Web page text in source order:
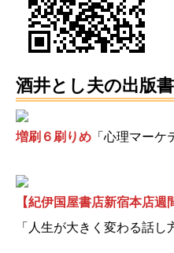
酒井とし夫の出版
増刷６刷りめ 「心理マーケ
【紀伊国屋書店新宿本店週
「人生が大きく変わる話し